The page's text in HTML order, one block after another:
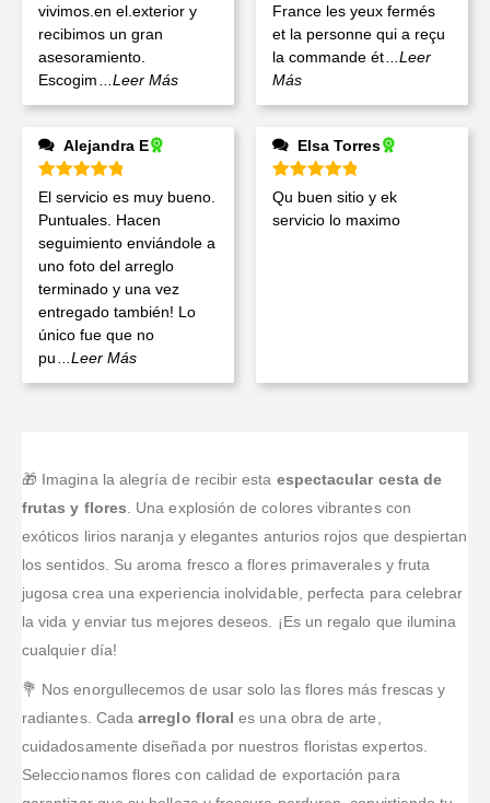
vivimos.en el.exterior y
recibimos un gran
asesoramiento.
Escogim
...Leer Más
France les yeux fermés
et la personne qui a reçu
la commande ét
...Leer
Más
Alejandra E
Valorado en de 5
El servicio es muy bueno.
Puntuales. Hacen
seguimiento enviándole a
uno foto del arreglo
terminado y una vez
entregado también! Lo
único fue que no
pu
...Leer Más
Elsa Torres
Valorado en de 5
Qu buen sitio y ek
servicio lo maximo
🎁 Imagina la alegría de recibir esta espectacular cesta de
frutas y flores . Una explosión de colores vibrantes con
exóticos lirios naranja y elegantes anturios rojos que despiertan
los sentidos. Su aroma fresco a flores primaverales y fruta
jugosa crea una experiencia inolvidable, perfecta para celebrar
la vida y enviar tus mejores deseos. ¡Es un regalo que ilumina
cualquier día!
💐 Nos enorgullecemos de usar solo las flores más frescas y
radiantes. Cadaarreglo floral es una obra de arte,
cuidadosamente diseñada por nuestros floristas expertos.
Seleccionamos flores con calidad de exportación para